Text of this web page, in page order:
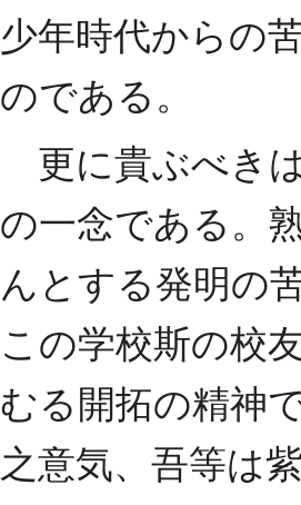
少年時代からの
のである。
更に貴ぶべき
の一念である。
んとする発明の
この学校斯の校
むる開拓の精神
之意気、吾等は